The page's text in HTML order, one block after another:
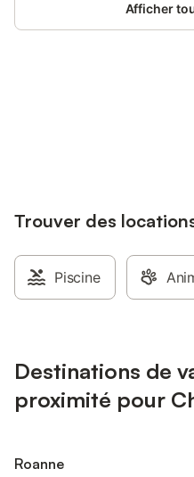
Afficher
Trouver des
Piscine
Destinations de
proximité pour
Roanne